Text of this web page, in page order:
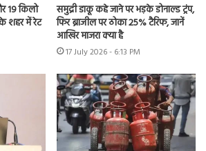
19 किलो
शहर में रेट
समुद्री डाकू कहे जाने पर भड़के डोनाल्ड ट्रंप,
फिर ब्राजील पर ठोका 25% टैरिफ, जानें
आखिर माजरा क्या है
17 July 2026 - 6:13 PM